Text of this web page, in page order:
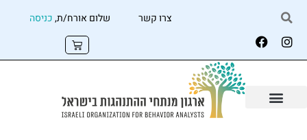
צרו קשר שלום אורח/ת,כניסה